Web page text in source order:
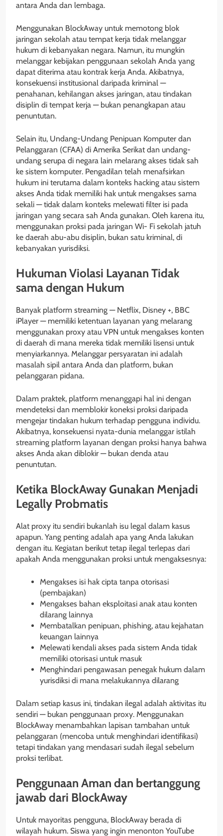
antara Anda dan lembaga.
Menggunakan BlockAway untuk memotong blok
jaringan sekolah atau tempat kerja tidak melanggar
hukum di kebanyakan negara. Namun, itu mungkin
melanggar kebijakan penggunaan sekolah Anda yang
dapat diterima atau kontrak kerja Anda. Akibatnya,
konsekuensi institusional daripada kriminal —
penahanan, kehilangan akses jaringan, atau tindakan
disiplin di tempat kerja — bukan penangkapan atau
penuntutan.
Selain itu, Undang-Undang Penipuan Komputer dan
Pelanggaran (CFAA) di Amerika Serikat dan undang-
undang serupa di negara lain melarang akses tidak sah
ke sistem komputer. Pengadilan telah menafsirkan
hukum ini terutama dalam konteks hacking atau sistem
akses Anda tidak memiliki hak untuk mengakses sama
sekali — tidak dalam konteks melewati filter isi pada
jaringan yang secara sah Anda gunakan. Oleh karena itu,
menggunakan proksi pada jaringan Wi- Fi sekolah jatuh
ke daerah abu-abu disiplin, bukan satu kriminal, di
kebanyakan yurisdiksi.
Hukuman Violasi Layanan Tidak
sama dengan Hukum
Banyak platform streaming — Netflix, Disney +, BBC
iPlayer — memiliki ketentuan layanan yang melarang
menggunakan proxy atau VPN untuk mengakses konten
di daerah di mana mereka tidak memiliki lisensi untuk
menyiarkannya. Melanggar persyaratan ini adalah
masalah sipil antara Anda dan platform, bukan
pelanggaran pidana.
Dalam praktek, platform menanggapi hal ini dengan
mendeteksi dan memblokir koneksi proksi daripada
mengejar tindakan hukum terhadap pengguna individu.
Akibatnya, konsekuensi nyata-dunia melanggar istilah
streaming platform layanan dengan proksi hanya bahwa
akses Anda akan diblokir — bukan denda atau
penuntutan.
Ketika BlockAway Gunakan Menjadi
Legally Probmatis
Alat proxy itu sendiri bukanlah isu legal dalam kasus
apapun. Yang penting adalah apa yang Anda lakukan
dengan itu. Kegiatan berikut tetap ilegal terlepas dari
apakah Anda menggunakan proksi untuk mengaksesnya:
Mengakses isi hak cipta tanpa otorisasi
(pembajakan)
Mengakses bahan eksploitasi anak atau konten
dilarang lainnya
Membatalkan penipuan, phishing, atau kejahatan
keuangan lainnya
Melewati kendali akses pada sistem Anda tidak
memiliki otorisasi untuk masuk
Menghindari pengawasan penegak hukum dalam
yurisdiksi di mana melakukannya dilarang
Dalam setiap kasus ini, tindakan ilegal adalah aktivitas itu
sendiri — bukan penggunaan proxy. Menggunakan
BlockAway menambahkan lapisan tambahan untuk
pelanggaran (mencoba untuk menghindari identifikasi)
tetapi tindakan yang mendasari sudah ilegal sebelum
proksi terlibat.
Penggunaan Aman dan bertanggung
jawab dari BlockAway
Untuk mayoritas pengguna, BlockAway berada di
wilayah hukum. Siswa yang ingin menonton YouTube